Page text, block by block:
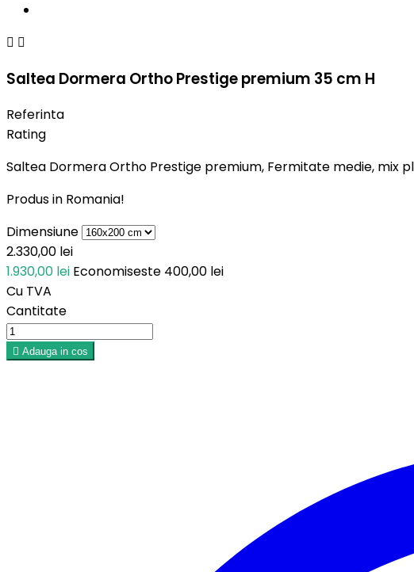
 
Saltea Dormera Ortho Prestige premium 35 cm H
Referinta
Rating
Saltea Dormera Ortho Prestige premium, Fermitate medie, mix
Produs in Romania!
Dimensiune
2.330,00 lei
1.930,00 lei Economiseste 400,00 lei
Cu TVA
Cantitate
 Adauga in cos